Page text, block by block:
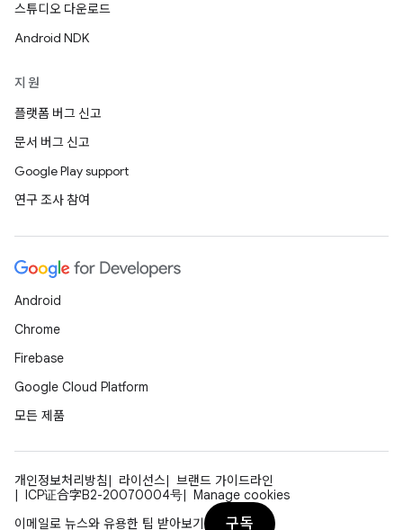
스튜디오 다운로드
Android NDK
지원
플랫폼 버그 신고
문서 버그 신고
Google Play support
연구 조사 참여
Android
Chrome
Firebase
Google Cloud Platform
모든 제품
개인정보처리방침 라이선스
브랜드 가이드라인
ICP证合字B2-20070004号
Manage cookies
이메일로 뉴스와 유용한 팁 받아보기
구독